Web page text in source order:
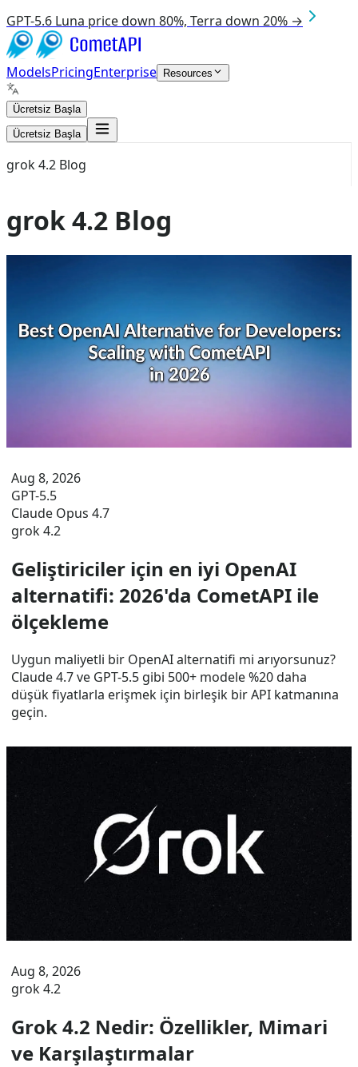
GPT-5.6 Luna price down 80%, Terra down 20% →
ModelsPricingEnterprise Resources
Ücretsiz Başla
Ücretsiz Başla
grok 4.2 Blog
grok 4.2 Blog
Aug 8, 2026
GPT-5.5
Claude Opus 4.7
grok 4.2
Geliştiriciler için en iyi OpenAI
alternatifi: 2026'da CometAPI ile
ölçekleme
Uygun maliyetli bir OpenAI alternatifi mi arıyorsunuz?
Claude 4.7 ve GPT-5.5 gibi 500+ modele %20 daha
düşük fiyatlarla erişmek için birleşik bir API katmanına
geçin.
Aug 8, 2026
grok 4.2
Grok 4.2 Nedir: Özellikler, Mimari
ve Karşılaştırmalar